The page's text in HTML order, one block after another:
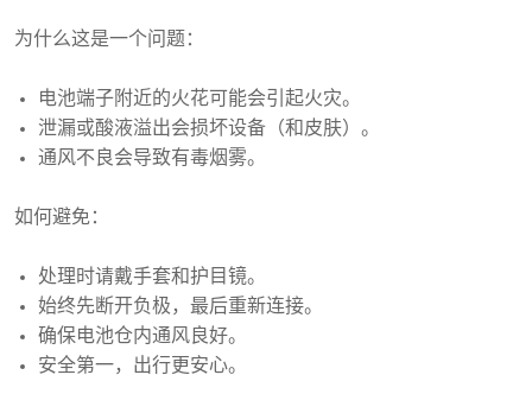
为什么这是一个问题：
电池端子附近的火花可能会引起火灾。
泄漏或酸液溢出会损坏设备（和皮肤）。
通风不良会导致有毒烟雾。
如何避免：
处理时请戴手套和护目镜。
始终先断开负极，最后重新连接。
确保电池仓内通风良好。
安全第一，出行更安心。